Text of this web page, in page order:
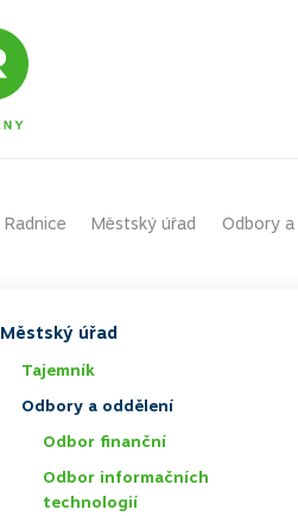
Domů – původní
Radnice Městský úřad Odbory
Městský úřad
Tajemník
Odbory a oddělení
Odbor finanční
Odbor informačních
technologií